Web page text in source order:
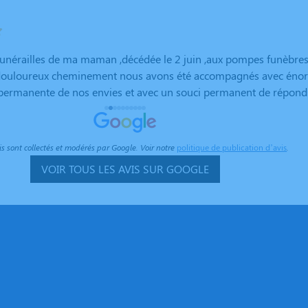
de ma maman ,décédée le 2 juin ,aux pompes
cheminement nous avons été accompagnés avec
de nos envies et avec un souci permanent de
difficiles l’accompagnement est primordial, tant sur la mise
tout l’aspect administratif qui découle de cette situation. La
à nos souhaits avec un souci permanent de respect et
funèbres Beuze d’avoir accompagné ma maman dans sa
de respect et d’humanité, dans cette difficile épreuve pour toute
de dernière minute.
sont collectés et modérés par Google. Voir notre politique de publication d’avis
VOIR TOUS LES AVIS SUR GOOGLE